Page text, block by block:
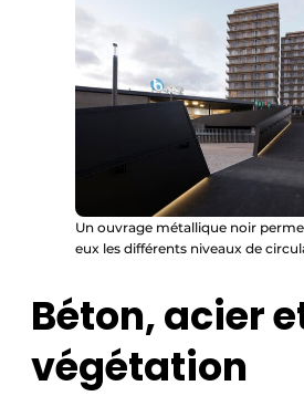
Un ouvrage métallique noir
eux les différents niveaux de
Béton, acier
végétation